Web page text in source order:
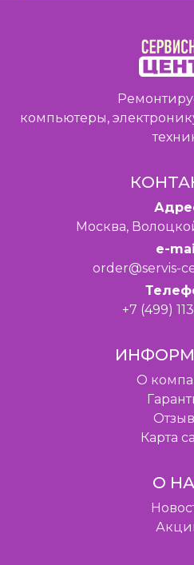
компьютеры,
Москва,
e-
order@servis-
+7 (499)
O
Карта
О